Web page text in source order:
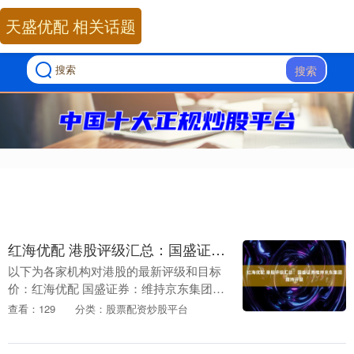
搜索
天盛优配 相关话题
红海优配 港股评级汇总：国盛证券维持京东集团增持评级
以下为各家机构对港股的最新评级和目标
价：红海优配 国盛证券：维持京东集团-
SW增持评级目标价124港元 国盛证券11月
查看：129 分类：股票配资炒股平台